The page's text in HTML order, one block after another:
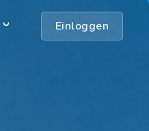
Einloggen